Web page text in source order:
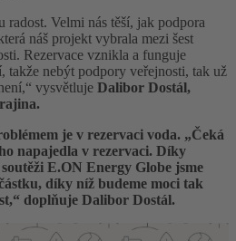
radost. Velmi nás těší, jak podpora
náš projekt vybrala mezi šest
Rezervace vznikla a funguje
takže nebýt podpory veřejnosti, tak už
vysvětluje Dalibor Dostál,
je v rezervaci voda. „Čeká
napajedla v rezervaci. Díky
E.ON Energy Globe jsme
díky níž budeme moci tak
doplňuje Dalibor Dostál.